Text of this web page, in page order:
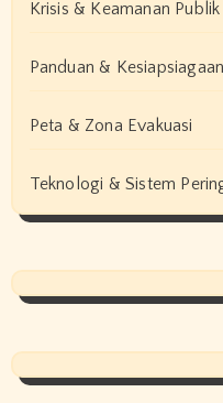
Krisis & Keamanan Publik
Panduan & Kesiapsiagaan
Peta & Zona Evakuasi
Teknologi & Sistem